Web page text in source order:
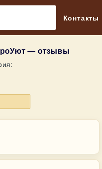
Контакты
— отзывы